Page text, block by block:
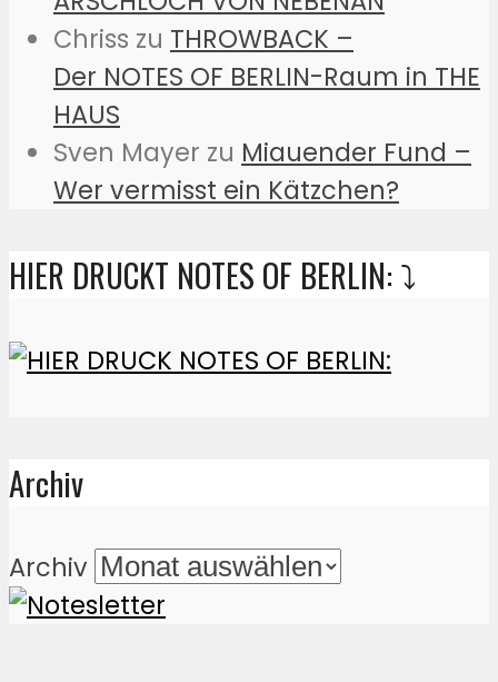
Chriss zu THROWBACK –
Der NOTES OF BERLIN-Raum in THE
HAUS
Sven Mayer zu Miauender Fund –
Wer vermisst ein Kätzchen?
HIER DRUCKT NOTES OF BERLIN: ⤵️
Archiv
Archiv